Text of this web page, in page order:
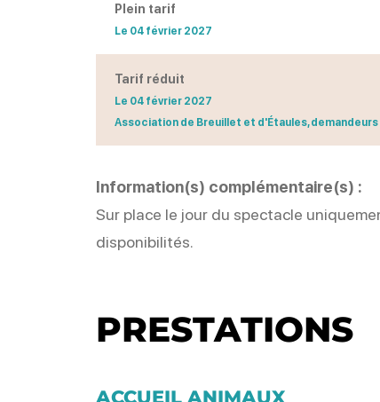
Plein tarif
Le 04 février 2027
Tarif réduit
Le 04 février 2027
Association de Breuillet et d'Étaules, demandeurs
Information(s) complémentaire(s) :
Sur place le jour du spectacle
disponibilités.
PRESTATIONS
ACCUEIL ANIMAUX